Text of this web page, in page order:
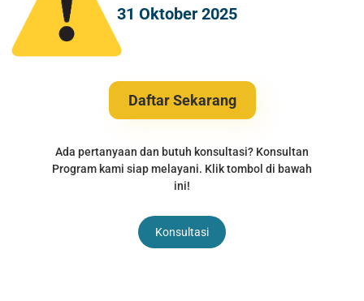
31 Oktober 2025
Daftar Sekarang
Ada pertanyaan dan butuh konsultasi? Konsultan
Program kami siap melayani. Klik tombol di bawah
ini!
Konsultasi